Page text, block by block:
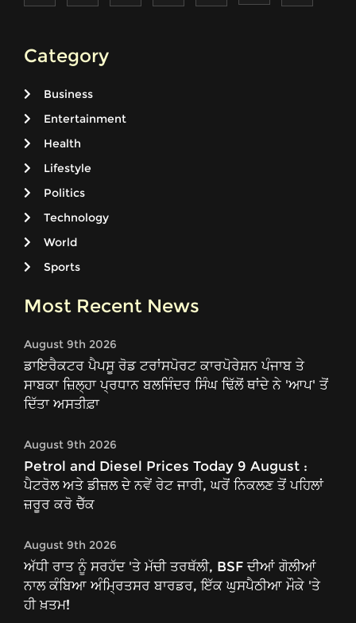
Category
Business
Entertainment
Health
Lifestyle
Politics
Technology
World
Sports
Most Recent News
August 9th 2026
ਡਾਇਰੈਕਟਰ ਪੈਪਸੂ ਰੋਡ ਟਰਾਂਸਪੋਰਟ ਕਾਰਪੋਰੇਸ਼ਨ ਪੰਜਾਬ ਤੇ
ਸਾਬਕਾ ਜ਼ਿਲ੍ਹਾ ਪ੍ਰਧਾਨ ਬਲਜਿੰਦਰ ਸਿੰਘ ਢਿੱਲੋਂ ਥਾਂਦੇ ਨੇ 'ਆਪ' ਤੋਂ
ਦਿੱਤਾ ਅਸਤੀਫ਼ਾ
August 9th 2026
Petrol and Diesel Prices Today 9 August :
ਪੈਟਰੋਲ ਅਤੇ ਡੀਜ਼ਲ ਦੇ ਨਵੇਂ ਰੇਟ ਜਾਰੀ, ਘਰੋਂ ਨਿਕਲਣ ਤੋਂ ਪਹਿਲਾਂ
ਜ਼ਰੂਰ ਕਰੋ ਚੈੱਕ
August 9th 2026
ਅੱਧੀ ਰਾਤ ਨੂੰ ਸਰਹੱਦ 'ਤੇ ਮੱਚੀ ਤਰਥੱਲੀ, BSF ਦੀਆਂ ਗੋਲੀਆਂ
ਨਾਲ ਕੰਬਿਆ ਅੰਮ੍ਰਿਤਸਰ ਬਾਰਡਰ, ਇੱਕ ਘੁਸਪੈਠੀਆ ਮੌਕੇ 'ਤੇ
ਹੀ ਖ਼ਤਮ!